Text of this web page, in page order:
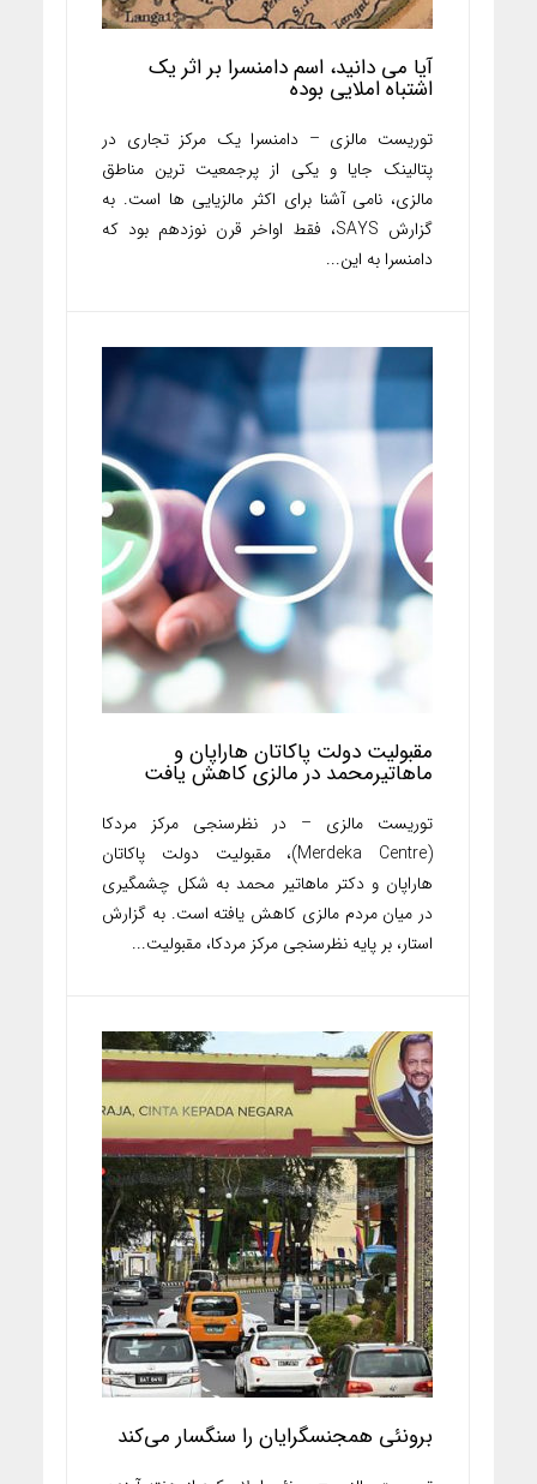
آیا می دانید، اسم دامنسرا بر اثر یک
اشتباه املایی بوده
توریست مالزی – دامنسرا یک مرکز تجاری در
پتالینک جایا و یکی از پرجمعیت ترین مناطق
مالزی، نامی آشنا برای اکثر مالزیایی ها است. به
گزارش SAYS، فقط اواخر قرن نوزدهم بود که
دامنسرا به این...
مقبولیت دولت پاکاتان هاراپان و
ماهاتیرمحمد در مالزی کاهش یافت
توریست مالزی – در نظرسنجی مرکز مردکا
(Merdeka Centre)، مقبولیت دولت پاکاتان
هاراپان و دکتر ماهاتیر محمد به شکل چشمگیری
در میان مردم مالزی کاهش یافته است. به گزارش
استار، بر پایه نظرسنجی مرکز مردکا، مقبولیت...
برونئی همجنسگرایان را سنگسار می‌کند